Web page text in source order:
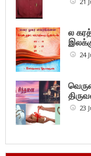
ல
24
23